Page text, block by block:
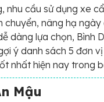
nhu cầu sử dụng xe
chuyển, nâng hạ
dàng lựa chọn, Bình
ý danh sách 5 đơn
nhất hiện nay trong
Mậu